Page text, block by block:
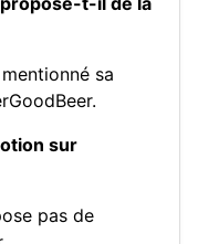
sa
sur
pas de